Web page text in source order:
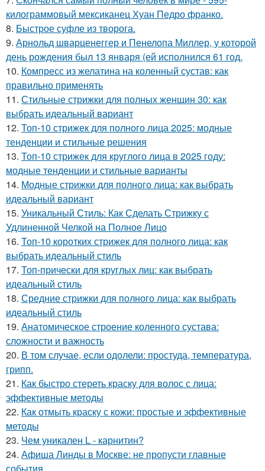
килограммовый мексиканец Хуан Педро франко.
8. Быстрое суфле из творога.
9. Арнольд шварценеггер и Пенелопа Миллер, у которой
день рождения был 13 января (ей исполнился 61 год.
10. Компресс из желатина на коленный сустав: как
правильно применять
11. Стильные стрижки для полных женщин 30: как
выбрать идеальный вариант
12. Топ-10 стрижек для полного лица 2025: модные
тенденции и стильные решения
13. Топ-10 стрижек для круглого лица в 2025 году:
модные тенденции и стильные варианты
14. Модные стрижки для полного лица: как выбрать
идеальный вариант
15. Уникальный Стиль: Как Сделать Стрижку с
Удлиненной Челкой на Полное Лицо
16. Топ-10 коротких стрижек для полного лица: как
выбрать идеальный стиль
17. Топ-прически для круглых лиц: как выбрать
идеальный стиль
18. Средние стрижки для полного лица: как выбрать
идеальный стиль
19. Анатомическое строение коленного сустава:
сложности и важность
20. В том случае, если одолели: простуда, температура,
грипп.
21. Как быстро стереть краску для волос с лица:
эффективные методы
22. Как отмыть краску с кожи: простые и эффективные
методы
23. Чем уникален L - карнитин?
24. Афиша Линды в Москве: не пропусти главные